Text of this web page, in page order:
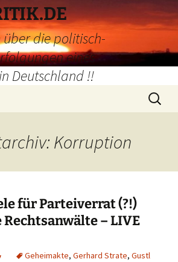
die politisch-
eines
Deutschland !!
Suchen
nach:
Korruption
für Parteiverrat (?!)
– LIVE
Geheimakte, Gerhard Strate, Gustl